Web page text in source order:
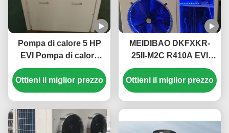
Pompa di calore 5 HP
EVI Pompa di calore
monoblocco elettrica
domestica Alta
temperatura fino a 55 °
Ottieni il miglior prezzo
MEIDIBAO DKFXKR-
25II-M2C R410A EVI
Inverter DC Pompa di
calore 50Hz Sorgente
d'aria fissa
Ottieni il miglior prezzo